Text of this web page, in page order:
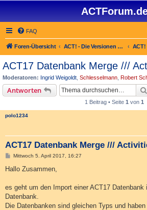
FAQ
Foren-Übersicht ACT! - Die Versionen 2.x bis 6.x (auch ACT! 2000) ACT!
ACT17 Datenbank Merge ///
Moderatoren: Ingrid Weigoldt Schlesselmann Robert
Antworten
1 Beitrag • Seite 1 von 1
polo1234
ACT17 Datenbank Merge ///
B
i
a
Mittwoch 5. April 2017, 16:27
Hallo Zusammen,
es geht um den Import einer ACT17 Datenbank
Datenbank.
Die Datenbanken sind gleichen Typs und